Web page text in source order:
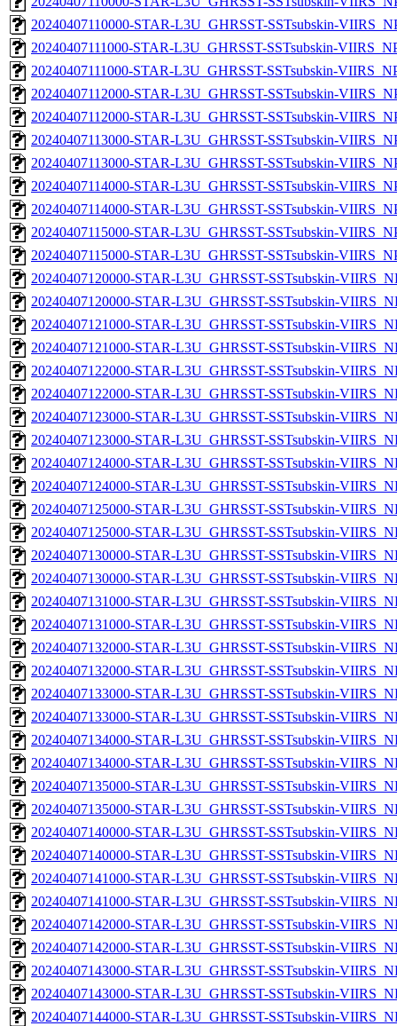
20240407110000-STAR-L3U_GHRSST-SSTsubskin-
20240407111000-STAR-L3U_GHRSST-SSTsubskin-
20240407111000-STAR-L3U_GHRSST-SSTsubskin-
20240407112000-STAR-L3U_GHRSST-SSTsubskin-
20240407112000-STAR-L3U_GHRSST-SSTsubskin-
20240407113000-STAR-L3U_GHRSST-SSTsubskin-
20240407113000-STAR-L3U_GHRSST-SSTsubskin-
20240407114000-STAR-L3U_GHRSST-SSTsubskin-
20240407114000-STAR-L3U_GHRSST-SSTsubskin-
20240407115000-STAR-L3U_GHRSST-SSTsubskin-
20240407115000-STAR-L3U_GHRSST-SSTsubskin-
20240407120000-STAR-L3U_GHRSST-SSTsubskin-
20240407120000-STAR-L3U_GHRSST-SSTsubskin-
20240407121000-STAR-L3U_GHRSST-SSTsubskin-
20240407121000-STAR-L3U_GHRSST-SSTsubskin-
20240407122000-STAR-L3U_GHRSST-SSTsubskin-
20240407122000-STAR-L3U_GHRSST-SSTsubskin-
20240407123000-STAR-L3U_GHRSST-SSTsubskin-
20240407123000-STAR-L3U_GHRSST-SSTsubskin-
20240407124000-STAR-L3U_GHRSST-SSTsubskin-
20240407124000-STAR-L3U_GHRSST-SSTsubskin-
20240407125000-STAR-L3U_GHRSST-SSTsubskin-
20240407125000-STAR-L3U_GHRSST-SSTsubskin-
20240407130000-STAR-L3U_GHRSST-SSTsubskin-
20240407130000-STAR-L3U_GHRSST-SSTsubskin-
20240407131000-STAR-L3U_GHRSST-SSTsubskin-
20240407131000-STAR-L3U_GHRSST-SSTsubskin-
20240407132000-STAR-L3U_GHRSST-SSTsubskin-
20240407132000-STAR-L3U_GHRSST-SSTsubskin-
20240407133000-STAR-L3U_GHRSST-SSTsubskin-
20240407133000-STAR-L3U_GHRSST-SSTsubskin-
20240407134000-STAR-L3U_GHRSST-SSTsubskin-
20240407134000-STAR-L3U_GHRSST-SSTsubskin-
20240407135000-STAR-L3U_GHRSST-SSTsubskin-
20240407135000-STAR-L3U_GHRSST-SSTsubskin-
20240407140000-STAR-L3U_GHRSST-SSTsubskin-
20240407140000-STAR-L3U_GHRSST-SSTsubskin-
20240407141000-STAR-L3U_GHRSST-SSTsubskin-
20240407141000-STAR-L3U_GHRSST-SSTsubskin-
20240407142000-STAR-L3U_GHRSST-SSTsubskin-
20240407142000-STAR-L3U_GHRSST-SSTsubskin-
20240407143000-STAR-L3U_GHRSST-SSTsubskin-
20240407143000-STAR-L3U_GHRSST-SSTsubskin-
20240407144000-STAR-L3U_GHRSST-SSTsubskin-